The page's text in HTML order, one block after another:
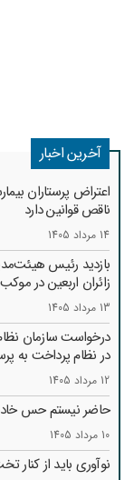
آخرین اخبار
اعتراض پرستاران
ناقص قوانین دارد
14 مرداد 1405
بازدید رئیس
زائران اربعین در
13 مرداد 1405
درخواست سازمان
در نظام پرداخت به
12 مرداد 1405
حاضر نیستم حس
10 مرداد 1405
نوآوری باید از کنار